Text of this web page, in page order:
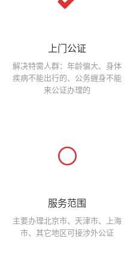
上门公证
解决特需人群：年龄偏大、身体
疾病不能出行的、公务緾身不能
来公证办理的
服务范围
主要办理北京市、天津市、上海
市、其它地区可接涉外公证